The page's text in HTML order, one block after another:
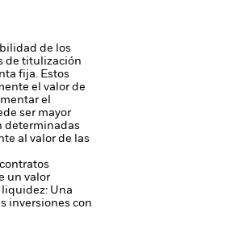
de los
de titulización
fija. Estos
el valor de
el
ser mayor
determinadas
al valor de las
un valor
liquidez: Una
inversiones con